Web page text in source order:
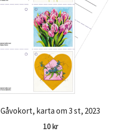
Gåvokort, karta om 3 st, 2023
10kr